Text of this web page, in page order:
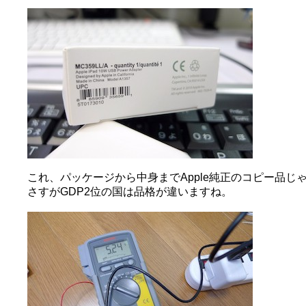
これ、パッケージから中身までApple純正のコピー品じ
さすがGDP2位の国は品格が違いますね。